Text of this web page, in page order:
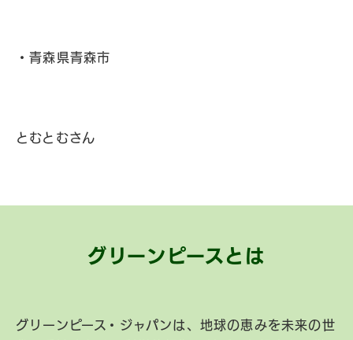
・青森県青森市
とむとむさん
グリーンピースとは
グリーンピース・ジャパンは、地球の恵みを未来の世